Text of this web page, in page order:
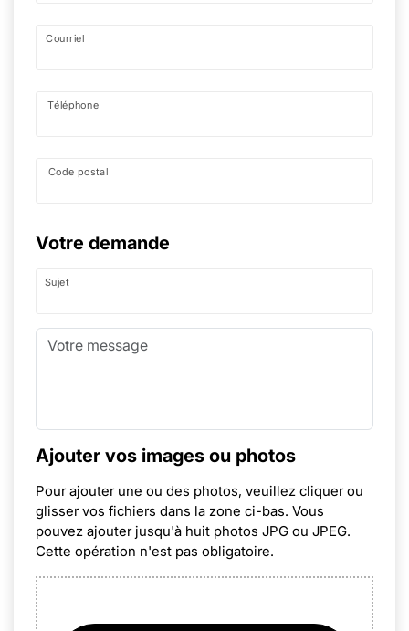
Courriel
Téléphone
Code postal
Votre demande
Sujet
Ajouter vos images ou photos
Pour ajouter une ou des photos, veuillez cliquer ou
glisser vos fichiers dans la zone ci-bas. Vous
pouvez ajouter jusqu'à huit photos JPG ou JPEG.
Cette opération n'est pas obligatoire.